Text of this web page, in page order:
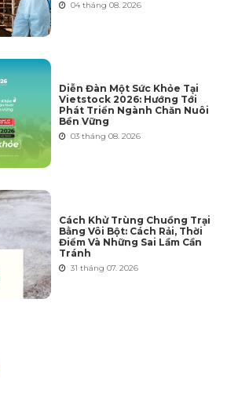
04 tháng 08. 2026
Diễn Đàn Một Sức Khỏe Tại
Vietstock 2026: Hướng Tới
Phát Triển Ngành Chăn Nuôi
Bền Vững
03 tháng 08. 2026
Cách Khử Trùng Chuồng Trại
Bằng Vôi Bột: Cách Rải, Thời
Điểm Và Những Sai Lầm Cần
Tránh
31 tháng 07. 2026